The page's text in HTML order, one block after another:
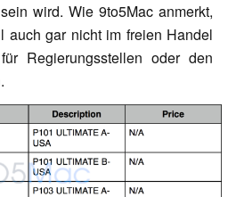
wird. Wie 9to5Mac anmerkt,
auch gar nicht im freien Handel
Regierungsstellen oder den